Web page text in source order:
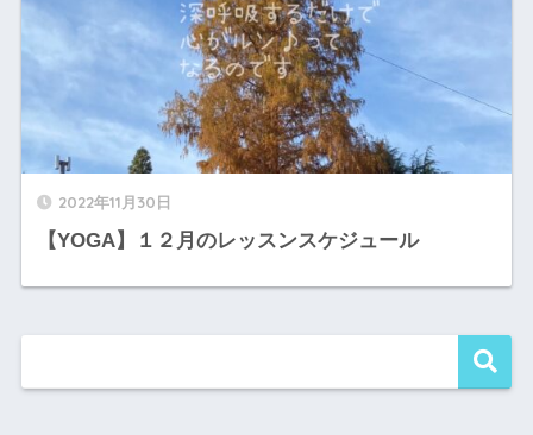
2022年11月30日
【YOGA】１２月のレッスンスケジュール